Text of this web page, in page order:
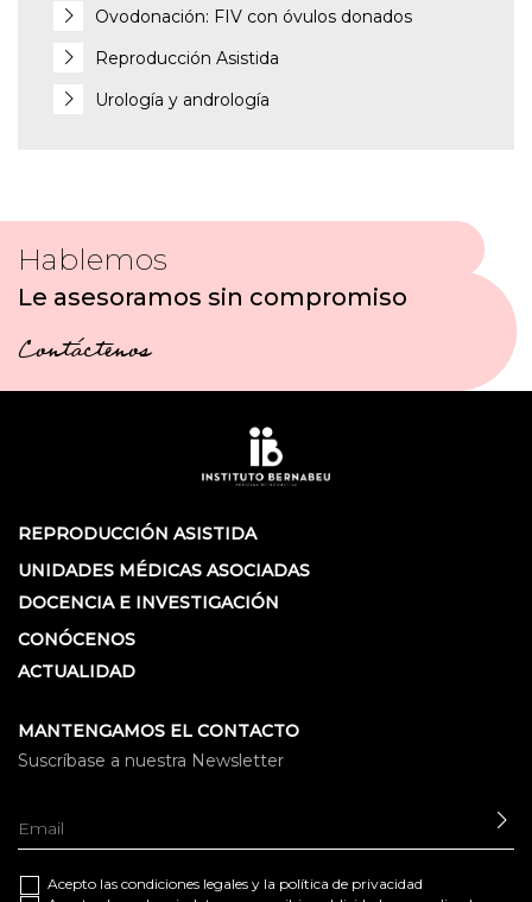
Ovodonación: FIV con óvulos donados
Reproducción Asistida
Urología y andrología
Hablemos
Le asesoramos sin compromiso
Contáctenos
REPRODUCCIÓN ASISTIDA
UNIDADES MÉDICAS ASOCIADAS
DOCENCIA E INVESTIGACIÓN
CONÓCENOS
ACTUALIDAD
MANTENGAMOS EL CONTACTO
Suscríbase a nuestra Newsletter
Acepto las condiciones legales y la política de privacidad